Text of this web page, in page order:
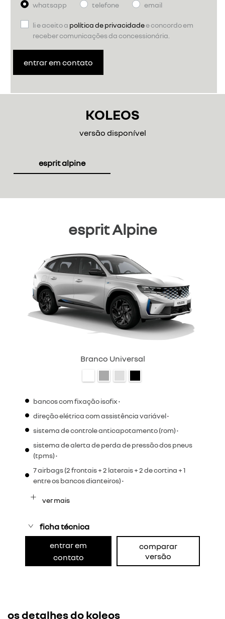
whatsapp telefone email
li e aceito a política de privacidadee concordo em
receber comunicações da concessionária.
entrar em contato
KOLEOS
versão disponível
esprit alpine
esprit Alpine
Branco Universal
bancos com fixação isofix •
direção elétrica com assistência variável •
sistema de controle anticapotamento (rom) •
sistema de alerta de perda de pressão dos pneus
(tpms) •
7 airbags (2 frontais + 2 laterais + 2 de cortina + 1
entre os bancos dianteiros) •
ver mais
ficha técnica
entrar em
contato
comparar
versão
os detalhes do koleos